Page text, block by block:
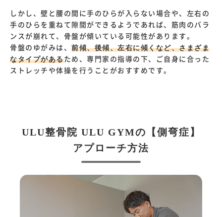
しかし、壁と腰の間に手のひらが入らない場合や、左右の
手のひらを重ねて隙間ができるようであれば、筋肉のバラ
ンスが崩れて、骨盤が傾いている可能性があります。
骨盤のゆがみは、 前傾、後傾、左右に傾くなど、さまざま
なタイプがあるため、専門家の指導の下、ご自身に合った
ストレッチや体操を行うことがおすすめです。
ULU整骨院 ULU GYMの【側弯症】
アプローチ方法